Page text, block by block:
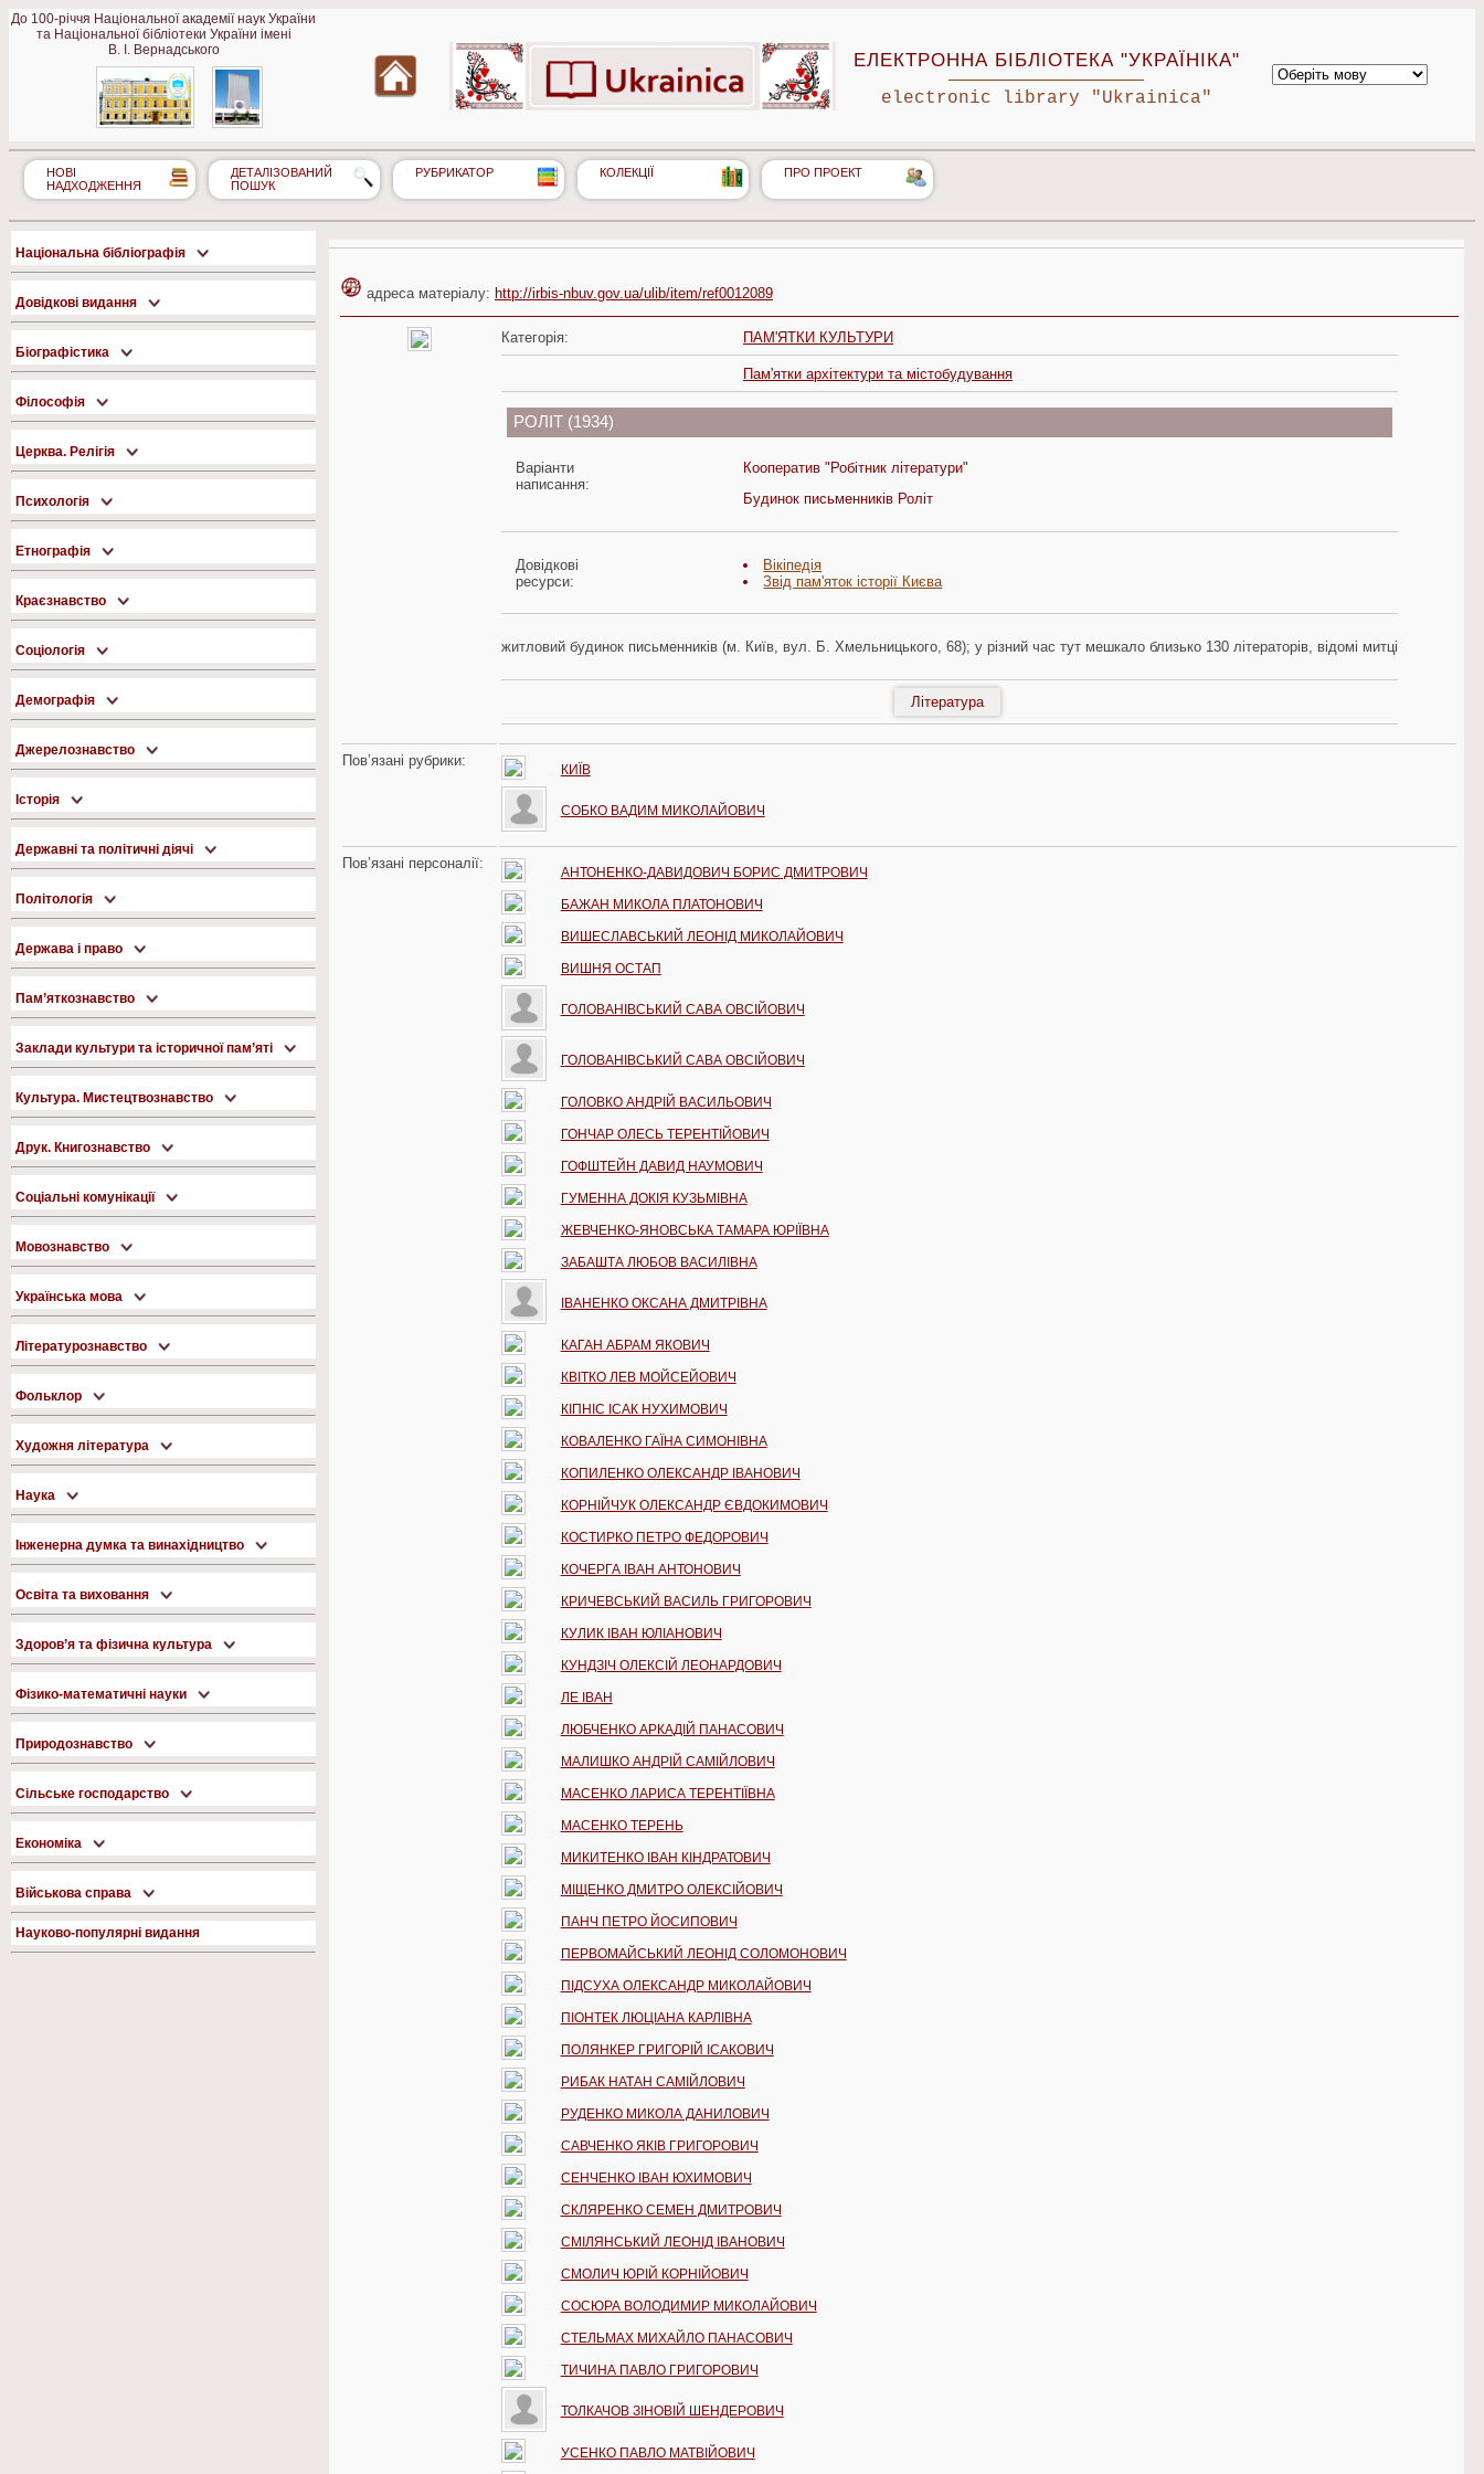
До 100-річчя Національної академії наук України
та Національної бібліотеки України імені
В. І. Вернадського
ЕЛЕКТРОННА БІБЛІОТЕКА "УКРАЇНІКА"
electronic library "Ukrainica"
НОВІ
НАДХОДЖЕННЯ
ДЕТАЛІЗОВАНИЙ
ПОШУК
РУБРИКАТОР КОЛЕКЦІЇ ПРО ПРОЕКТ
Національна бібліографія
Довідкові видання
Біографістика
Філософія
Церква. Релігія
Психологія
Етнографія
Краєзнавство
Соціологія
Демографія
Джерелознавство
Історія
Державні та політичні діячі
Політологія
Держава і право
Пам’яткознавство
Заклади культури та історичної пам’яті
Культура. Мистецтвознавство
Друк. Книгознавство
Соціальні комунікації
Мовознавство
Українська мова
Літературознавство
Фольклор
Художня література
Наука
Інженерна думка та винахідництво
Освіта та виховання
Здоров’я та фізична культура
Фізико-математичні науки
Природознавство
Сільське господарство
Економіка
Військова справа
Науково-популярні видання
адреса матеріалу: http://irbis-nbuv.gov.ua/ulib/item/ref0012089
Категорія: ПАМ'ЯТКИ КУЛЬТУРИ
Пам'ятки архітектури та містобудування
РОЛІТ (1934)
Варіанти
написання:
Кооператив "Робітник літератури"
Будинок письменників Роліт
Довідкові
ресурси:
Вікіпедія
Звід пам'яток історії Києва
житловий будинок письменників (м. Київ, вул. Б. Хмельницького, 68); у різний час тут мешкало близько 130 літераторів, відомі митці
Література
Пов’язані рубрики:
КИЇВ
СОБКО ВАДИМ МИКОЛАЙОВИЧ
Пов’язані персоналії:
АНТОНЕНКО-ДАВИДОВИЧ БОРИС ДМИТРОВИЧ
БАЖАН МИКОЛА ПЛАТОНОВИЧ
ВИШЕСЛАВСЬКИЙ ЛЕОНІД МИКОЛАЙОВИЧ
ВИШНЯ ОСТАП
ГОЛОВАНІВСЬКИЙ САВА ОВСІЙОВИЧ
ГОЛОВАНІВСЬКИЙ САВА ОВСІЙОВИЧ
ГОЛОВКО АНДРІЙ ВАСИЛЬОВИЧ
ГОНЧАР ОЛЕСЬ ТЕРЕНТІЙОВИЧ
ГОФШТЕЙН ДАВИД НАУМОВИЧ
ГУМЕННА ДОКІЯ КУЗЬМІВНА
ЖЕВЧЕНКО-ЯНОВСЬКА ТАМАРА ЮРІЇВНА
ЗАБАШТА ЛЮБОВ ВАСИЛІВНА
ІВАНЕНКО ОКСАНА ДМИТРІВНА
КАГАН АБРАМ ЯКОВИЧ
КВІТКО ЛЕВ МОЙСЕЙОВИЧ
КІПНІС ІСАК НУХИМОВИЧ
КОВАЛЕНКО ГАЇНА СИМОНІВНА
КОПИЛЕНКО ОЛЕКСАНДР ІВАНОВИЧ
КОРНІЙЧУК ОЛЕКСАНДР ЄВДОКИМОВИЧ
КОСТИРКО ПЕТРО ФЕДОРОВИЧ
КОЧЕРГА ІВАН АНТОНОВИЧ
КРИЧЕВСЬКИЙ ВАСИЛЬ ГРИГОРОВИЧ
КУЛИК ІВАН ЮЛІАНОВИЧ
КУНДЗІЧ ОЛЕКСІЙ ЛЕОНАРДОВИЧ
ЛЕ ІВАН
ЛЮБЧЕНКО АРКАДІЙ ПАНАСОВИЧ
МАЛИШКО АНДРІЙ САМІЙЛОВИЧ
МАСЕНКО ЛАРИСА ТЕРЕНТІЇВНА
МАСЕНКО ТЕРЕНЬ
МИКИТЕНКО ІВАН КІНДРАТОВИЧ
МІЩЕНКО ДМИТРО ОЛЕКСІЙОВИЧ
ПАНЧ ПЕТРО ЙОСИПОВИЧ
ПЕРВОМАЙСЬКИЙ ЛЕОНІД СОЛОМОНОВИЧ
ПІДСУХА ОЛЕКСАНДР МИКОЛАЙОВИЧ
ПІОНТЕК ЛЮЦІАНА КАРЛІВНА
ПОЛЯНКЕР ГРИГОРІЙ ІСАКОВИЧ
РИБАК НАТАН САМІЙЛОВИЧ
РУДЕНКО МИКОЛА ДАНИЛОВИЧ
САВЧЕНКО ЯКІВ ГРИГОРОВИЧ
СЕНЧЕНКО ІВАН ЮХИМОВИЧ
СКЛЯРЕНКО СЕМЕН ДМИТРОВИЧ
СМІЛЯНСЬКИЙ ЛЕОНІД ІВАНОВИЧ
СМОЛИЧ ЮРІЙ КОРНІЙОВИЧ
СОСЮРА ВОЛОДИМИР МИКОЛАЙОВИЧ
СТЕЛЬМАХ МИХАЙЛО ПАНАСОВИЧ
ТИЧИНА ПАВЛО ГРИГОРОВИЧ
ТОЛКАЧОВ ЗІНОВІЙ ШЕНДЕРОВИЧ
УСЕНКО ПАВЛО МАТВІЙОВИЧ